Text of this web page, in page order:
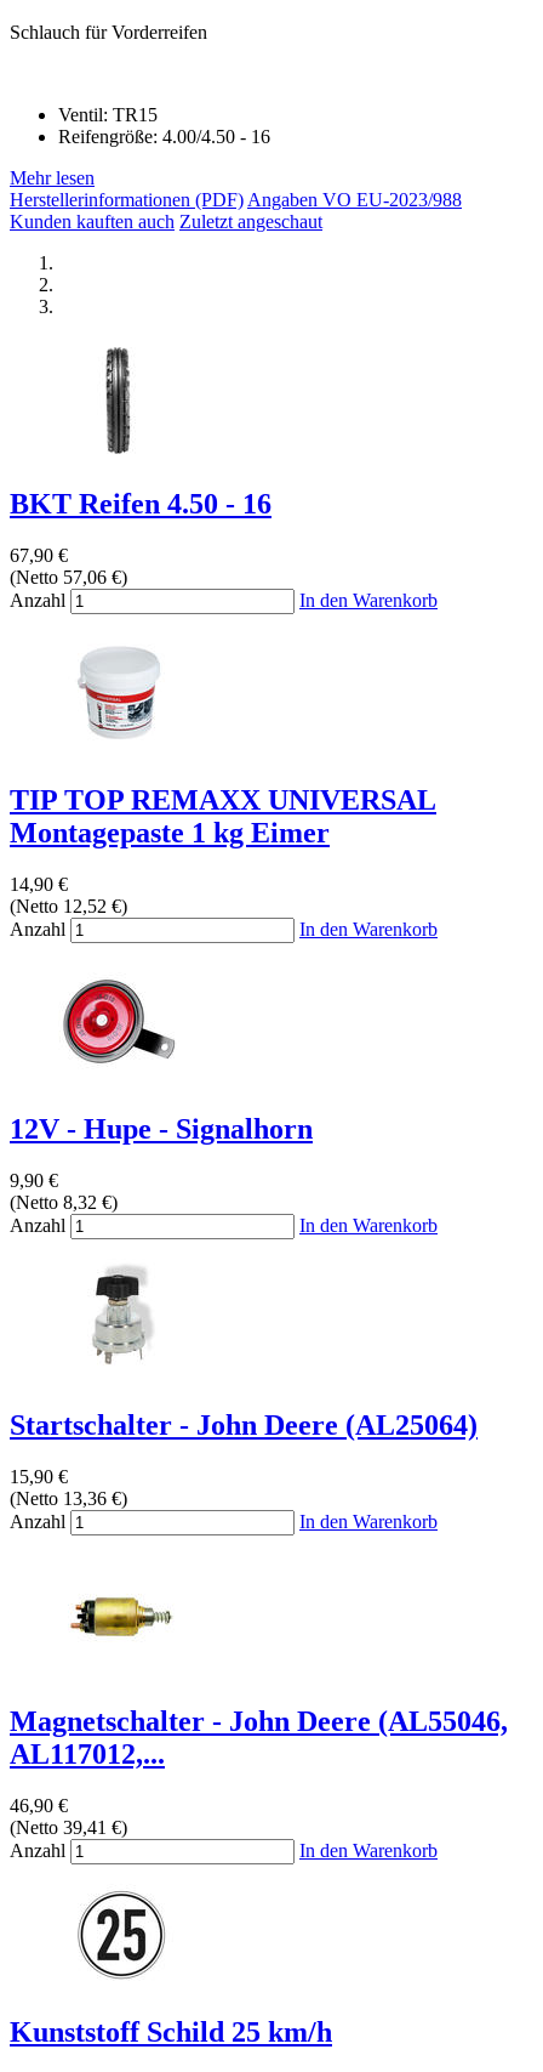
Schlauch für Vorderreifen
Ventil: TR15
Reifengröße: 4.00/4.50 - 16
Mehr lesen
Herstellerinformationen (PDF)Angaben VO EU-2023/988
Kunden kauften auch Zuletzt angeschaut
BKT Reifen 4.50 - 16
67,90 €
(Netto 57,06 €)
Anzahl
In den Warenkorb
TIP TOP REMAXX UNIVERSAL
Montagepaste 1 kg Eimer
14,90 €
(Netto 12,52 €)
Anzahl
In den Warenkorb
12V - Hupe - Signalhorn
9,90 €
(Netto 8,32 €)
Anzahl
In den Warenkorb
Startschalter - John Deere (AL25064)
15,90 €
(Netto 13,36 €)
Anzahl
In den Warenkorb
Magnetschalter - John Deere (AL55046,
AL117012,...
46,90 €
(Netto 39,41 €)
Anzahl
In den Warenkorb
Kunststoff Schild 25 km/h